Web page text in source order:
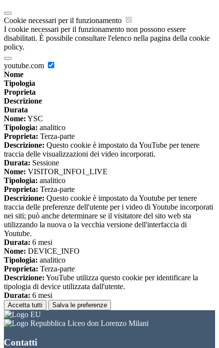
Cookie necessari per il funzionamento
I cookie necessari per il funzionamento non possono essere
disabilitati. È possibile consultare l'elenco nella pagina della cookie
policy.
youtube.com
Nome
Tipologia
Proprieta
Descrizione
Durata
Nome: YSC
Tipologia: analitico
Proprieta: Terza-parte
Descrizione: Questo cookie è impostato da YouTube per tenere
traccia delle visualizzazioni dei video incorporati.
Durata: Sessione
Nome: VISITOR_INFO1_LIVE
Tipologia: analitico
Proprieta: Terza-parte
Descrizione: Questo cookie è impostato da Youtube per tenere
traccia delle preferenze dell'utente per i video di Youtube incorporati
nei siti; può anche determinare se il visitatore del sito web sta
utilizzando la nuova o la vecchia versione dell'interfaccia di
Youtube.
Durata: 6 mesi
Nome: DEVICE_INFO
Tipologia: analitico
Proprieta: Terza-parte
Descrizione: YouTube utilizza questo cookie per identificare la
tipologia di device utilizzata dall'utente.
Durata: 6 mesi
Accetta tutti Salva le preferenze
Liceo don Lorenzo Milani
Contatti